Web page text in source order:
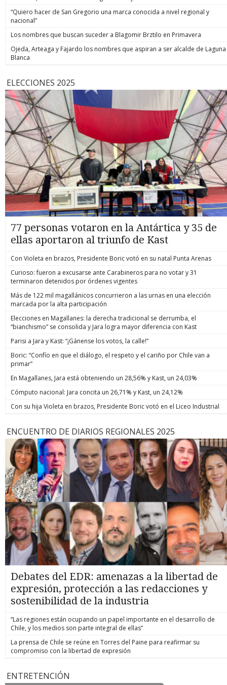
“Quiero hacer de San Gregorio una marca conocida a nivel regional y
nacional”
Los nombres que buscan suceder a Blagomir Brztilo en Primavera
Ojeda, Arteaga y Fajardo los nombres que aspiran a ser alcalde de Laguna
Blanca
ELECCIONES 2025
77 personas votaron en la Antártica y 35 de
ellas aportaron al triunfo de Kast
Con Violeta en brazos, Presidente Boric votó en su natal Punta Arenas
Curioso: fueron a excusarse ante Carabineros para no votar y 31
terminaron detenidos por órdenes vigentes
Más de 122 mil magallánicos concurrieron a las urnas en una elección
marcada por la alta participación
Elecciones en Magallanes: la derecha tradicional se derrumba, el
“bianchismo” se consolida y Jara logra mayor diferencia con Kast
Parisi a Jara y Kast: “¡Gánense los votos, la calle!”
Boric: “Confío en que el diálogo, el respeto y el cariño por Chile van a
primar”
En Magallanes, Jara está obteniendo un 28,56% y Kast, un 24,03%
Cómputo nacional: Jara concita un 26,71% y Kast, un 24,12%
Con su hija Violeta en brazos, Presidente Boric votó en el Liceo Industrial
ENCUENTRO DE DIARIOS REGIONALES 2025
Debates del EDR: amenazas a la libertad de
expresión, protección a las redacciones y
sostenibilidad de la industria
“Las regiones están ocupando un papel importante en el desarrollo de
Chile, y los medios son parte integral de ellas”
La prensa de Chile se reúne en Torres del Paine para reafirmar su
compromiso con la libertad de expresión
ENTRETENCIÓN